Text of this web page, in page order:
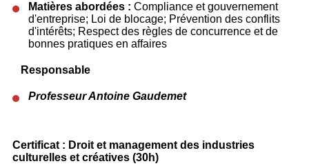
Matières abordées : Compliance et gouvernement
d'entreprise; Loi de blocage; Prévention des conflits
d'intérêts; Respect des règles de concurrence et de
bonnes pratiques en affaires
Responsable
Professeur Antoine Gaudemet
Certificat : Droit et management des industries
culturelles et créatives (30h)